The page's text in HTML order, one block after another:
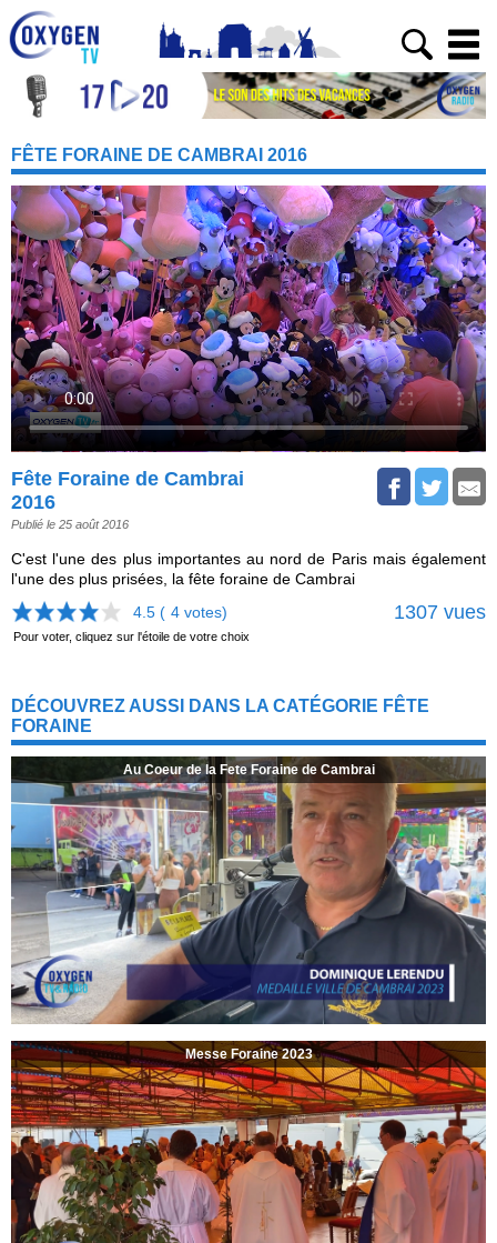
FÊTE FORAINE DE CAMBRAI 2016
Fête Foraine de Cambrai
2016
Publié le 25 août 2016
C'est l'une des plus importantes au nord de Paris mais également
l'une des plus prisées, la fête foraine de Cambrai
4.5 ( 4 votes) 1307 vues
Pour voter, cliquez sur l'étoile de votre choix
DÉCOUVREZ AUSSI DANS LA CATÉGORIE FÊTE
FORAINE
Au Coeur de la Fete Foraine de Cambrai
Messe Foraine 2023